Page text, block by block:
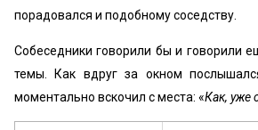
порадовался и подобному соседству.
Собеседники говорили бы и говорили
темы. Как вдруг за окном
моментально вскочил с места: «Как, уже